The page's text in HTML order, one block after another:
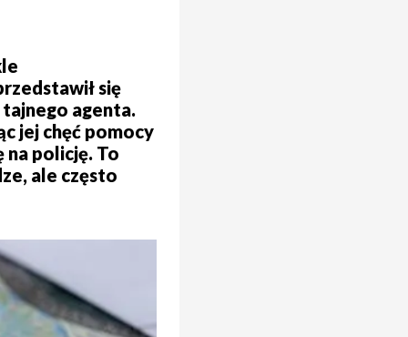
się
tajnego agenta.
jej chęć pomocy
na policję. To
ale często